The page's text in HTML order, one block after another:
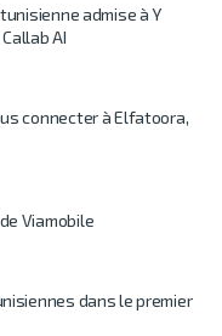
admise à Y
AI
connecter à Elfatoora,
Viamobile
dans le premier